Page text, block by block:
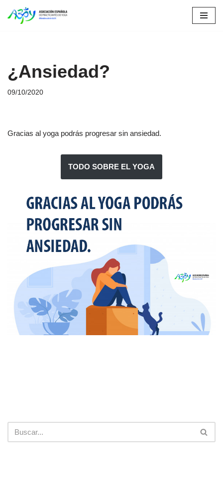
Saltar
¿Ansiedad?
09/10/2020
Gracias al yoga podrás progresar sin ansiedad.
TODO SOBRE EL YOGA